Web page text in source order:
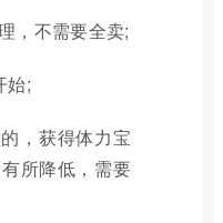
，不需要全卖;
始;
，获得体力宝
所降低，需要